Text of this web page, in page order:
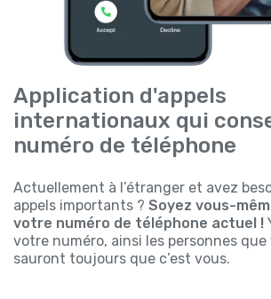
Application d'appels
internationaux qui
numéro de téléphone
Actuellement à l’étranger et avez
appels importants ? Soyez vous-
votre numéro de téléphone actuel !
votre numéro, ainsi les personnes que
sauront toujours que c’est vous.